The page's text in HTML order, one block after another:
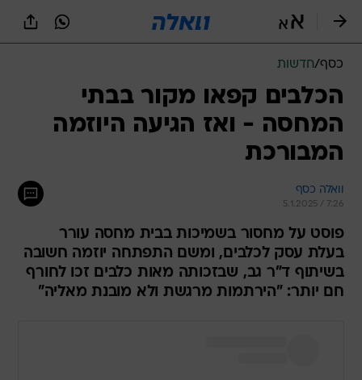
כסף/חדשות
הכלבים קפאו מקור בבתי
המחסה - ואז הגיעה היוזמה
המבורכת
וואלה כסף
5.1.2025 / 7:26
פוסט על מחסור בשמיכות בבית מחסה עורר
בעלת עסק לכלבים, ומשם התפתחה יוזמה חשובה
בשיתוף ד"ר גב, שבזכותה מאות כלבים זכו לחורף
חם יותר: "הירתמות מרגשת ולא מובנת מאליה"